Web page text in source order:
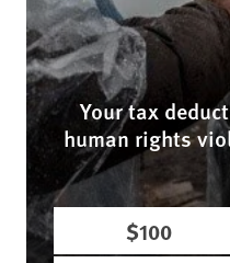
Your tax
human rights
$100